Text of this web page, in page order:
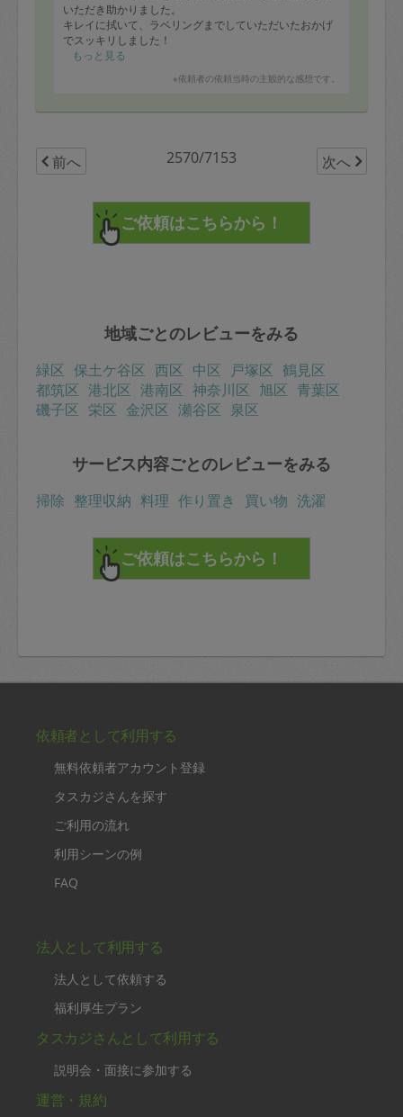
いただき助かりました。
キレイに拭いて、ラベリングまでしていただいたおかげ
でスッキリしました！
ものの住所が決まったおかげで今後は散らかりにくくな
プラスチックの棚も一つ減り、部屋がすっきりしまし
事前のやりとりでもご丁寧に対応いただき感謝していま
もっと見る
※依頼者の依頼当時の主観的な感想です。
前へ 2570/7153 次へ
地域ごとのレビューをみる
緑区 保土ケ谷区 西区 中区 戸塚区 鶴見区
都筑区 港北区 港南区 神奈川区 旭区 青葉区
磯子区 栄区 金沢区 瀬谷区 泉区
サービス内容ごとのレビューをみる
掃除 整理収納 料理 作り置き 買い物 洗濯
依頼者として利用する
無料依頼者アカウント登録
タスカジさんを探す
ご利用の流れ
利用シーンの例
FAQ
法人として利用する
法人として依頼する
福利厚生プラン
タスカジさんとして利用する
説明会・面接に参加する
運営・規約